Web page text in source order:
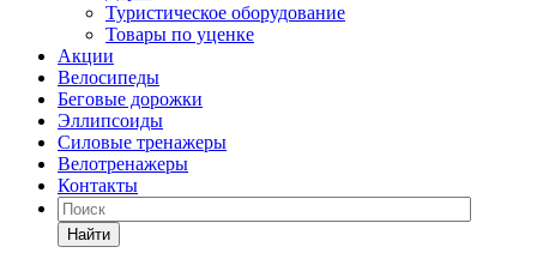
Туристическое оборудование
Товары по уценке
Акции
Велосипеды
Беговые дорожки
Эллипсоиды
Силовые тренажеры
Велотренажеры
Контакты
Найти